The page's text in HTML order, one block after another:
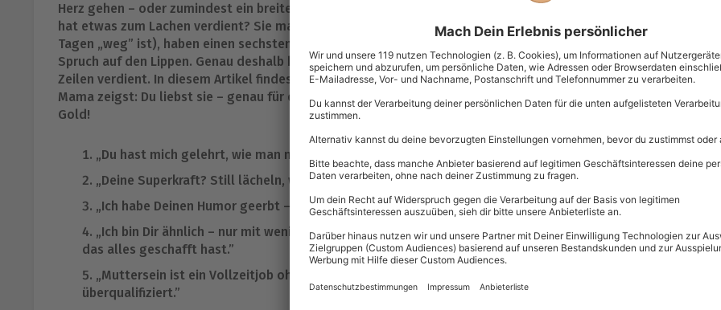
Herz gehen – oder zumindest ein breites Grinsen aufs Gesicht zaubern. Denn ganz ehrlich: Wer, wenn nicht
hat etwas zum Lachen verdient? Sie managen das Familienchaos, finden alles (auch das Ladekabel, das seit 3
Tagen „weg” ist), haben einen sechsten Sinn für schlechtes Benehmen und trotzdem immer einen lockeren
Spruch auf den Lippen. Genau deshalb haben sie an ihrem Ehrentag nicht nur liebevolle, sondern auch
Zeilen verdient. In diesem Artikel findest Du kluge, liebevoll-ironische und lustige Sprüche, mit denen Du Deiner
Mama zeigst: Du liebst sie – genau für das, was sie ist. Ein Original mit Nerven aus Stahl und einem Herzen aus
Gold!
„Du hast mich gelehrt, wie man mit Herz denkt und mit Verstand liebt. Danke für diesen Balanceakt!”
„Deine Superkraft? Still lächeln, während Du Chaos in Ordnung verwandelst. Und das ganz ohne
„Ich habe Deinen Humor geerbt – und Dein Talent, mit einem Blick mehr zu sagen als mit tausend
„Ich bin Dir ähnlich – nur mit weniger Geduld, schlechterem Zeitmanagement und keiner Ahnung, wie Du
das alles geschafft hast.”
„Muttersein ist ein Vollzeitjob ohne Bewerbungsverfahren – und trotzdem warst Du immer
überqualifiziert.”